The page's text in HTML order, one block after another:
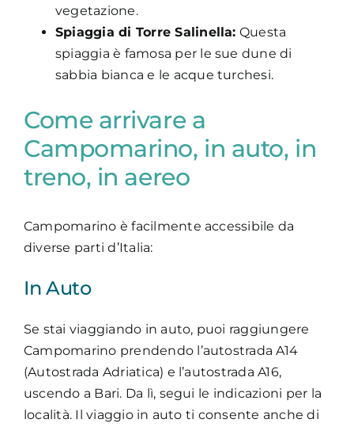
vegetazione.
Spiaggia di Torre Salinella: Questa
spiaggia è famosa per le sue dune di
sabbia bianca e le acque turchesi.
Come arrivare a
Campomarino, in auto, in
treno, in aereo
Campomarino è facilmente accessibile da
diverse parti d’Italia:
In Auto
Se stai viaggiando in auto, puoi raggiungere
Campomarino prendendo l’autostrada A14
(Autostrada Adriatica) e l’autostrada A16,
uscendo a Bari. Da lì, segui le indicazioni per la
località. Il viaggio in auto ti consente anche di